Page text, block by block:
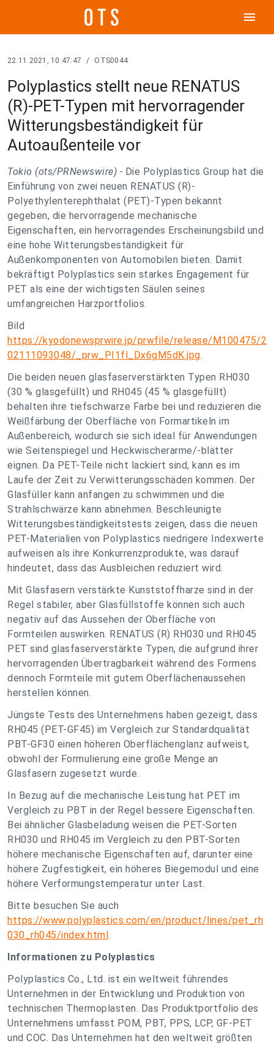
menu
22.11.2021, 10:47:47 / OTS0044
Polyplastics stellt neue RENATUS
(R)-PET-Typen mit hervorragender
Witterungsbeständigkeit für
Autoaußenteile vor
Tokio (ots/PRNewswire) - Die Polyplastics Group hat die
Einführung von zwei neuen RENATUS (R)-
Polyethylenterephthalat (PET)-Typen bekannt
gegeben, die hervorragende mechanische
Eigenschaften, ein hervorragendes Erscheinungsbild und
eine hohe Witterungsbeständigkeit für
Außenkomponenten von Automobilen bieten. Damit
bekräftigt Polyplastics sein starkes Engagement für
PET als eine der wichtigsten Säulen seines
umfangreichen Harzportfolios.
Bild
https://kyodonewsprwire.jp/prwfile/release/M100475/2
02111093048/_prw_PI1fl_Dx6gM5dK.jpg.
Die beiden neuen glasfaserverstärkten Typen RH030
(30 % glasgefüllt) und RH045 (45 % glasgefüllt)
behalten ihre tiefschwarze Farbe bei und reduzieren die
Weißfärbung der Oberfläche von Formartikeln im
Außenbereich, wodurch sie sich ideal für Anwendungen
wie Seitenspiegel und Heckwischerarme/-blätter
eignen. Da PET-Teile nicht lackiert sind, kann es im
Laufe der Zeit zu Verwitterungsschäden kommen. Der
Glasfüller kann anfangen zu schwimmen und die
Strahlschwärze kann abnehmen. Beschleunigte
Witterungsbeständigkeitstests zeigen, dass die neuen
PET-Materialien von Polyplastics niedrigere Indexwerte
aufweisen als ihre Konkurrenzprodukte, was darauf
hindeutet, dass das Ausbleichen reduziert wird.
Mit Glasfasern verstärkte Kunststoffharze sind in der
Regel stabiler, aber Glasfüllstoffe können sich auch
negativ auf das Aussehen der Oberfläche von
Formteilen auswirken. RENATUS (R) RH030 und RH045
PET sind glasfaserverstärkte Typen, die aufgrund ihrer
hervorragenden Übertragbarkeit während des Formens
dennoch Formteile mit gutem Oberflächenaussehen
herstellen können.
Jüngste Tests des Unternehmens haben gezeigt, dass
RH045 (PET-GF45) im Vergleich zur Standardqualität
PBT-GF30 einen höheren Oberflächenglanz aufweist,
obwohl der Formulierung eine große Menge an
Glasfasern zugesetzt wurde.
In Bezug auf die mechanische Leistung hat PET im
Vergleich zu PBT in der Regel bessere Eigenschaften.
Bei ähnlicher Glasbeladung weisen die PET-Sorten
RH030 und RH045 im Vergleich zu den PBT-Sorten
höhere mechanische Eigenschaften auf, darunter eine
höhere Zugfestigkeit, ein höheres Biegemodul und eine
höhere Verformungstemperatur unter Last.
Bitte besuchen Sie auch
https://www.polyplastics.com/en/product/lines/pet_rh
030_rh045/index.html.
Informationen zu Polyplastics
Polyplastics Co., Ltd. ist ein weltweit führendes
Unternehmen in der Entwicklung und Produktion von
technischen Thermoplasten. Das Produktportfolio des
Unternehmens umfasst POM, PBT, PPS, LCP, GF-PET
und COC. Das Unternehmen hat den weltweit größten